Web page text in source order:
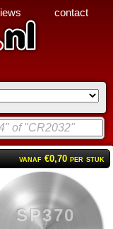
vanaf €0,70 per stuk
SP370
contact